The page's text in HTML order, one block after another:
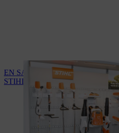
EN SAVOIR PLUS SUR LES
STIHL